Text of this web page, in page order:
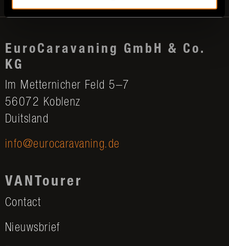
EuroCaravaning GmbH & Co.
KG
Im Metternicher Feld 5–7
56072 Koblenz
Duitsland
info@eurocaravaning.de
VANTourer
Contact
Nieuwsbrief